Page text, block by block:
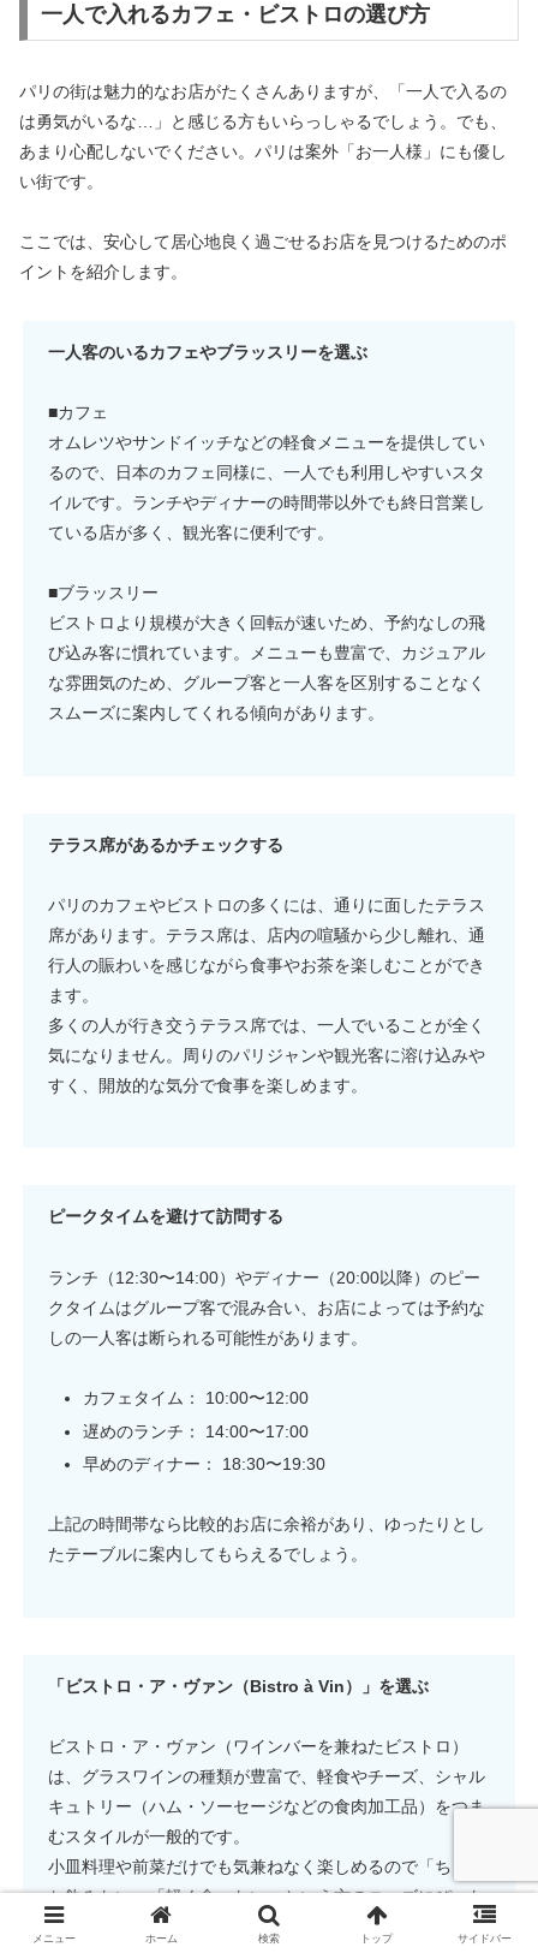
一人で入れるカフェ・ビストロの選び方
パリの街は魅力的なお店がたくさんありますが、「一人で入るの
は勇気がいるな…」と感じる方もいらっしゃるでしょう。でも、
あまり心配しないでください。パリは案外「お一人様」にも優し
い街です。
ここでは、安心して居心地良く過ごせるお店を見つけるためのポ
イントを紹介します。
一人客のいるカフェやブラッスリーを選ぶ
■カフェ
オムレツやサンドイッチなどの軽食メニューを提供してい
るので、日本のカフェ同様に、一人でも利用しやすいスタ
イルです。ランチやディナーの時間帯以外でも終日営業し
ている店が多く、観光客に便利です。
■ブラッスリー
ビストロより規模が大きく回転が速いため、予約なしの飛
び込み客に慣れています。メニューも豊富で、カジュアル
な雰囲気のため、グループ客と一人客を区別することなく
スムーズに案内してくれる傾向があります。
テラス席があるかチェックする
パリのカフェやビストロの多くには、通りに面したテラス
席があります。テラス席は、店内の喧騒から少し離れ、通
行人の賑わいを感じながら食事やお茶を楽しむことができ
ます。
多くの人が行き交うテラス席では、一人でいることが全く
気になりません。周りのパリジャンや観光客に溶け込みや
すく、開放的な気分で食事を楽しめます。
ピークタイムを避けて訪問する
ランチ（12:30〜14:00）やディナー（20:00以降）のピー
クタイムはグループ客で混み合い、お店によっては予約な
しの一人客は断られる可能性があります。
カフェタイム： 10:00〜12:00
遅めのランチ： 14:00〜17:00
早めのディナー： 18:30〜19:30
上記の時間帯なら比較的お店に余裕があり、ゆったりとし
たテーブルに案内してもらえるでしょう。
「ビストロ・ア・ヴァン（Bistro à Vin）」を選ぶ
ビストロ・ア・ヴァン（ワインバーを兼ねたビストロ）
は、グラスワインの種類が豊富で、軽食やチーズ、シャル
キュトリー（ハム・ソーセージなどの食肉加工品）をつま
むスタイルが一般的です。
小皿料理や前菜だけでも気兼ねなく楽しめるので「ちょっ
と飲みたい」「軽く食べたい」という方のニーズにぴった
りです。
メニュー ホーム 検索 トップ サイドバー